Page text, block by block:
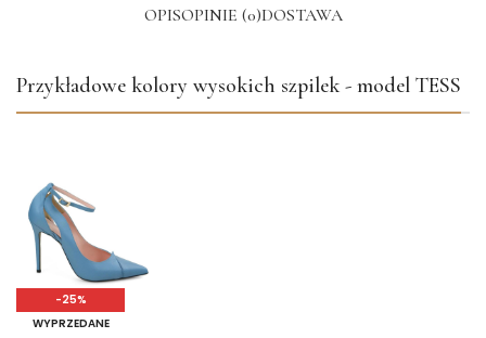
OPISOPINIE (0)DOSTAWA
Przykładowe kolory wysokich szpilek - model TESS
-25%
WYPRZEDANE